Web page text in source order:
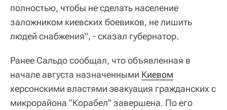
полностью, чтобы не сделать население
заложником киевских боевиков, не лишить
людей снабжения", - сказал губернатор.
Ранее Сальдо сообщал, что объявленная в
начале августа назначенными Киевом
херсонскими властями эвакуация гражданских с
микрорайона "Корабел" завершена. По его